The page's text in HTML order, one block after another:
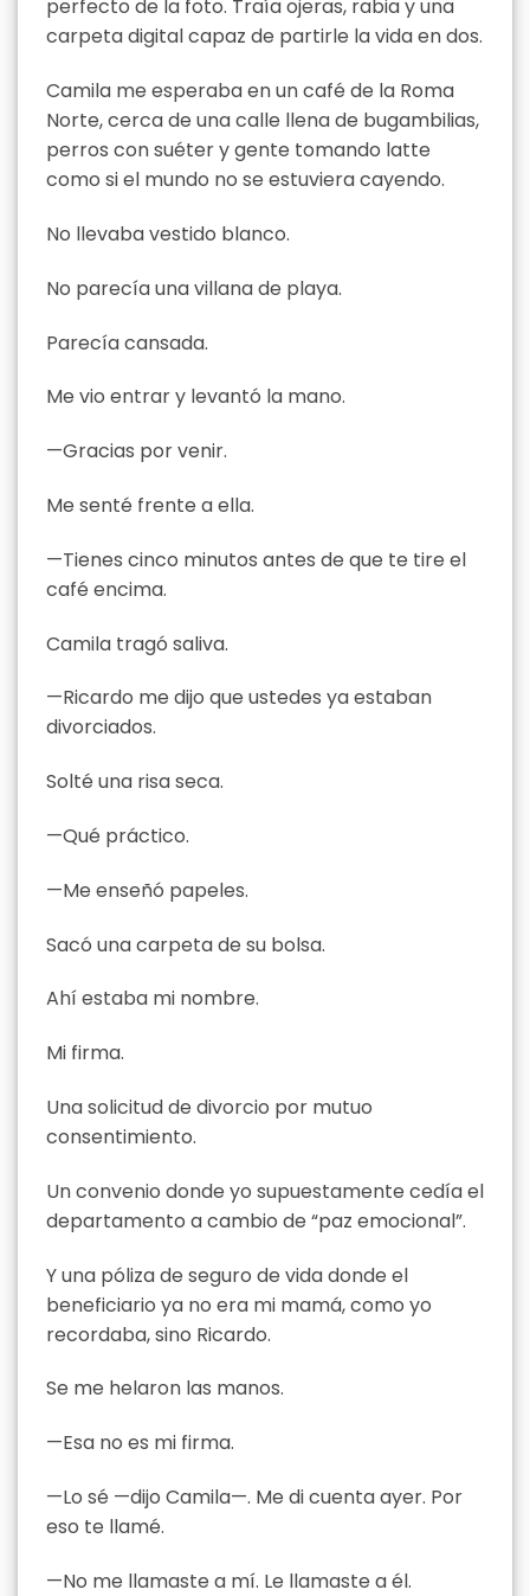
perfecto de la foto. Traía ojeras, rabia y una
carpeta digital capaz de partirle la vida en dos.
Camila me esperaba en un café de la Roma
Norte, cerca de una calle llena de bugambilias,
perros con suéter y gente tomando latte
como si el mundo no se estuviera cayendo.
No llevaba vestido blanco.
No parecía una villana de playa.
Parecía cansada.
Me vio entrar y levantó la mano.
—Gracias por venir.
Me senté frente a ella.
—Tienes cinco minutos antes de que te tire el
café encima.
Camila tragó saliva.
—Ricardo me dijo que ustedes ya estaban
divorciados.
Solté una risa seca.
—Qué práctico.
—Me enseñó papeles.
Sacó una carpeta de su bolsa.
Ahí estaba mi nombre.
Mi firma.
Una solicitud de divorcio por mutuo
consentimiento.
Un convenio donde yo supuestamente cedía el
departamento a cambio de “paz emocional”.
Y una póliza de seguro de vida donde el
beneficiario ya no era mi mamá, como yo
recordaba, sino Ricardo.
Se me helaron las manos.
—Esa no es mi firma.
—Lo sé —dijo Camila—. Me di cuenta ayer. Por
eso te llamé.
—No me llamaste a mí. Le llamaste a él.